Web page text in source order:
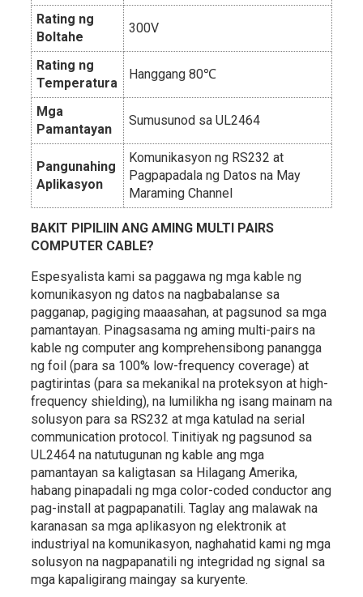
Rating ng
Boltahe
300V
Rating ng
Temperatura
Hanggang 80℃
Mga
Pamantayan
Sumusunod sa UL2464
Pangunahing
Aplikasyon
Komunikasyon ng RS232 at
Pagpapadala ng Datos na May
Maraming Channel
BAKIT PIPILIIN ANG AMING MULTI PAIRS
COMPUTER CABLE?
Espesyalista kami sa paggawa ng mga kable ng
komunikasyon ng datos na nagbabalanse sa
pagganap, pagiging maaasahan, at pagsunod sa mga
pamantayan. Pinagsasama ng aming multi-pairs na
kable ng computer ang komprehensibong panangga
ng foil (para sa 100% low-frequency coverage) at
pagtirintas (para sa mekanikal na proteksyon at high-
frequency shielding), na lumilikha ng isang mainam na
solusyon para sa RS232 at mga katulad na serial
communication protocol. Tinitiyak ng pagsunod sa
UL2464 na natutugunan ng kable ang mga
pamantayan sa kaligtasan sa Hilagang Amerika,
habang pinapadali ng mga color-coded conductor ang
pag-install at pagpapanatili. Taglay ang malawak na
karanasan sa mga aplikasyon ng elektronik at
industriyal na komunikasyon, naghahatid kami ng mga
solusyon na nagpapanatili ng integridad ng signal sa
mga kapaligirang maingay sa kuryente.